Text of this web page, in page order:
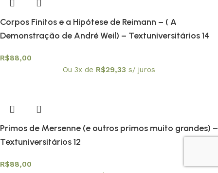
Corpos Finitos e a Hipótese de Reimann – ( A
Demonstração de André Weil) – Textuniversitários 14
R$88,00
Ou 3x de R$29,33 s/ juros
Primos de Mersenne (e outros primos muito grandes) –
Textuniversitários 12
R$88,00